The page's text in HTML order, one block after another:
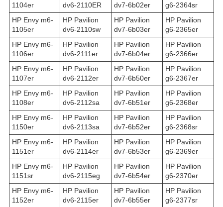
1104er
dv6-2110ER
dv7-6b02er
g6-2364sr
HP Envy m6-
1105er
HP Pavilion
dv6-2110sw
HP Pavilion
dv7-6b03er
HP Pavilion
g6-2365er
HP Envy m6-
1106er
HP Pavilion
dv6-2111er
HP Pavilion
dv7-6b04er
HP Pavilion
g6-2366er
HP Envy m6-
1107er
HP Pavilion
dv6-2112er
HP Pavilion
dv7-6b50er
HP Pavilion
g6-2367er
HP Envy m6-
1108er
HP Pavilion
dv6-2112sa
HP Pavilion
dv7-6b51er
HP Pavilion
g6-2368er
HP Envy m6-
1150er
HP Pavilion
dv6-2113sa
HP Pavilion
dv7-6b52er
HP Pavilion
g6-2368sr
HP Envy m6-
1151er
HP Pavilion
dv6-2114er
HP Pavilion
dv7-6b53er
HP Pavilion
g6-2369er
HP Envy m6-
1151sr
HP Pavilion
dv6-2115eg
HP Pavilion
dv7-6b54er
HP Pavilion
g6-2370er
HP Envy m6-
1152er
HP Pavilion
dv6-2115er
HP Pavilion
dv7-6b55er
HP Pavilion
g6-2377sr